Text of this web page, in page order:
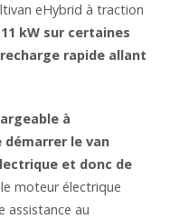
eHybrid à traction
kW sur certaines
rapide allant
à
le van
et donc de
le moteur électrique
assistance au